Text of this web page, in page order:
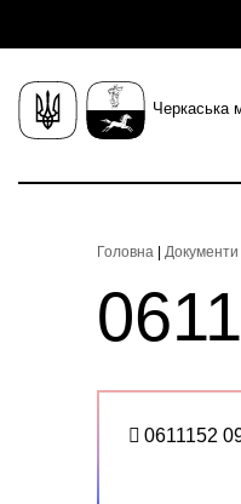
Черкаська
Головна Документи
0611152